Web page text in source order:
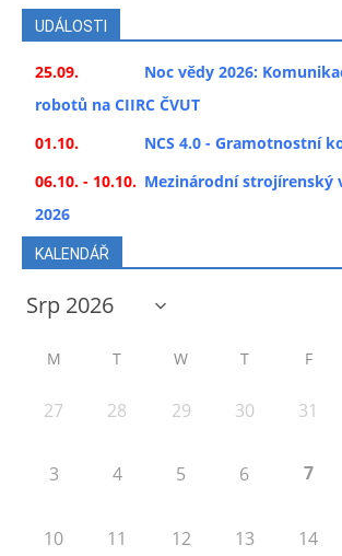
UDÁLOSTI
25.09.
Noc vědy 2026:
robotů na CIIRC ČVUT
01.10.
NCS 4.0 - Gramotnostní
06.10. - 10.10. Mezinárodní strojírenský
2026
KALENDÁŘ
M T W T F
27 28 29 30 31
3 4 5 6 7
10 11 12 13 14